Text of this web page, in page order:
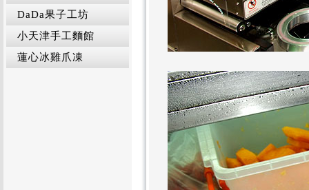
DaDa果子工坊
小天津手工麵館
蓮心冰雞爪凍